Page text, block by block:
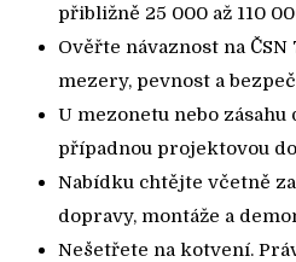
přibližně 25 000 až 110
Ověřte návaznost na ČSN
mezery, pevnost a
U mezonetu nebo
případnou projektovou
Nabídku chtějte včetně
dopravy, montáže a
Nešetřete na kotvení.